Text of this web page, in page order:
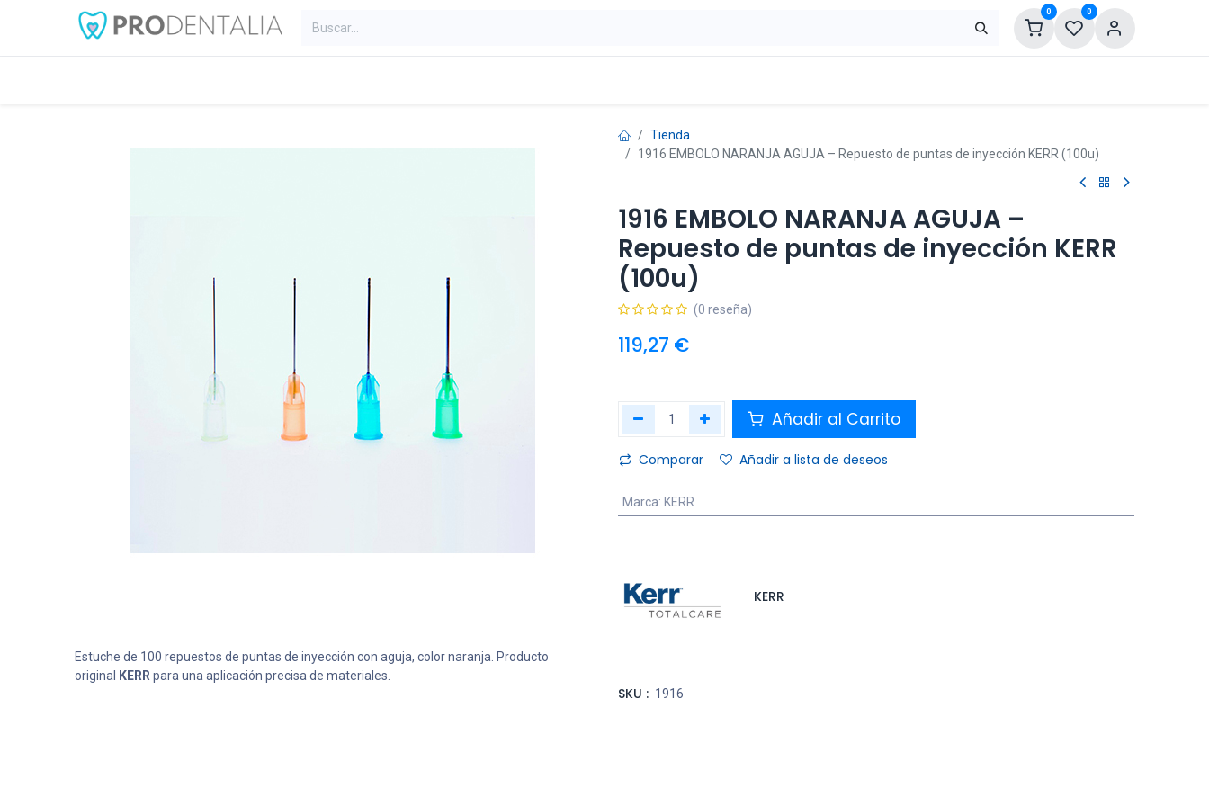
0 0
Estuche de 100 repuestos de puntas de inyección con aguja, color naranja. Producto
original
KERR para una aplicación precisa de materiales.
Tienda
1916 EMBOLO NARANJA AGUJA – Repuesto de puntas de inyección KERR (100u)
1916 EMBOLO NARANJA AGUJA –
Repuesto de puntas de inyección KERR
(100u)
(0 reseña)
119,27 €
Añadir al Carrito
Comparar Añadir a lista de deseos
Marca: KERR
KERR
SKU : 1916